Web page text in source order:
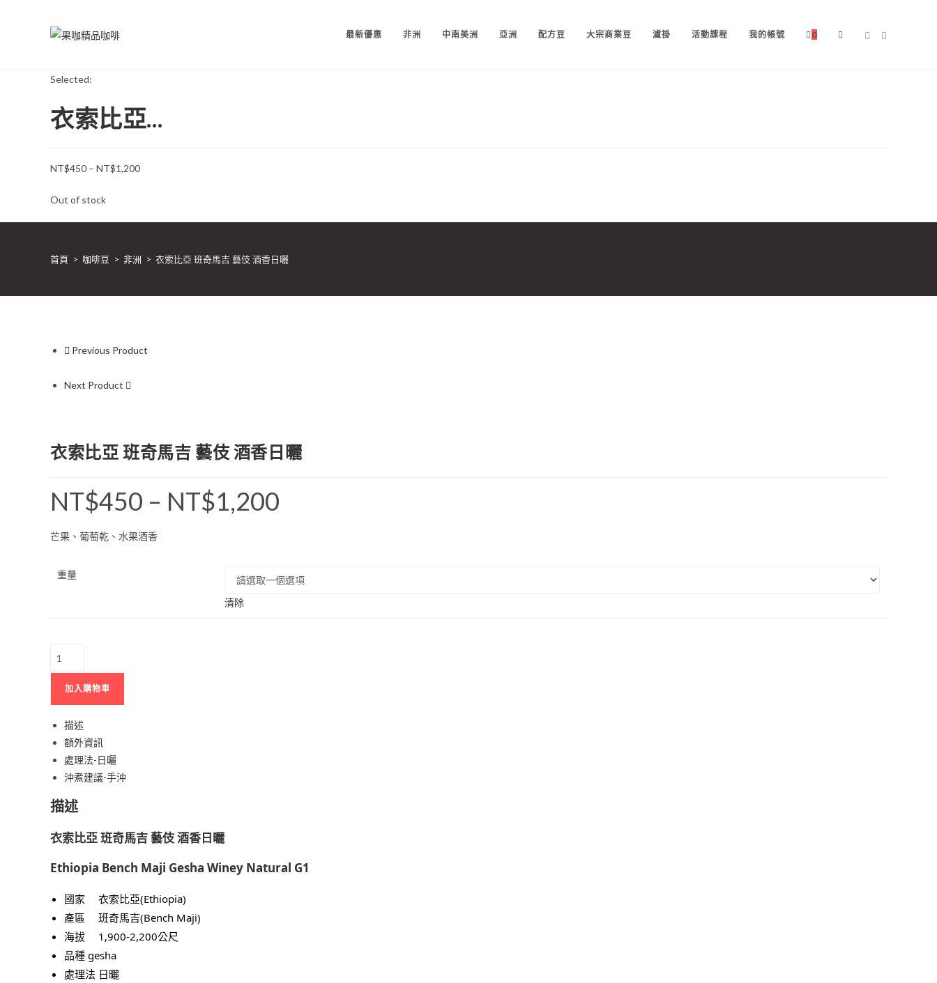
最新優惠 非洲 中南美洲 亞洲 配方豆 大宗商業豆 濾掛 活動課程 我的帳號 0 TOGGLE
Selected:
衣索比亞...
NT$450 – NT$1,200價
圍：
到
Out of stock
首頁 > 咖啡豆 > 非洲 > 衣索比亞 班奇馬吉 藝伎 酒香日曬
Previous Product
Next Product
衣索比亞 班奇馬吉 藝伎 酒香日曬
NT$450 – NT$1,200
芒果、葡萄乾、水果酒香
重量
清除
衣
亞
班
奇
馬
吉
伎
香
日
數
加入購物車
描述
額外資訊
處理法-日曬
沖煮建議-手沖
描述
衣索比亞 班奇馬吉 藝伎 酒香日曬
Ethiopia Bench Maji Gesha Winey Natural G1
國家 衣索比亞(Ethiopia)
產區 班奇馬吉(Bench Maji)
海拔 1,900-2,200公尺
品種 gesha
處理法 日曬